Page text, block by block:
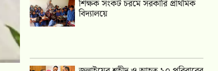
শিক্ষক সংকট চরমে সরকারি প্রাথমিক
বিদ্যালয়ে